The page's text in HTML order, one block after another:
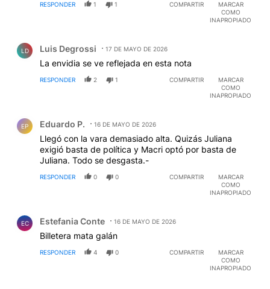
RESPONDER 1 1 COMPARTIR
MARCAR
COMO
INAPROPIADO
LD Luis Degrossi 17 DE MAYO DE 2026
La envidia se ve reflejada en esta nota
RESPONDER 2 1 COMPARTIR
MARCAR
COMO
INAPROPIADO
EP Eduardo P. 16 DE MAYO DE 2026
Llegó con la vara demasiado alta. Quizás Juliana
exigió basta de política y Macri optó por basta de
Juliana. Todo se desgasta.-
RESPONDER 0 0 COMPARTIR
MARCAR
COMO
INAPROPIADO
EC Estefania Conte 16 DE MAYO DE 2026
Billetera mata galán
RESPONDER 4 0 COMPARTIR
MARCAR
COMO
INAPROPIADO